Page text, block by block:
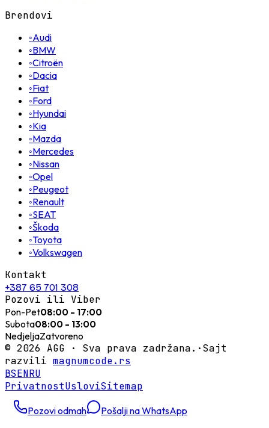
Brendovi
◦Audi
◦BMW
◦Citroën
◦Dacia
◦Fiat
◦Ford
◦Hyundai
◦Kia
◦Mazda
◦Mercedes
◦Nissan
◦Opel
◦Peugeot
◦Renault
◦SEAT
◦Škoda
◦Toyota
◦Volkswagen
Kontakt
+387 65 701 308
Pozovi ili Viber
Pon-Pet08:00 - 17:00
Subota08:00 - 13:00
NedjeljaZatvoreno
© 2026 AGG · Sva prava zadržana. ·Sajt
razvili magnumcode.rs
BSENRU
PrivatnostUsloviSitemap
Pozovi odmah Pošalji na WhatsApp